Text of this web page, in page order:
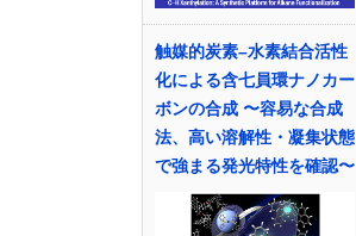
触媒的炭素–水素結合活性
化による含七員環ナノカー
ボンの合成 〜容易な合成
法、高い溶解性・凝集状態
で強まる発光特性を確認〜